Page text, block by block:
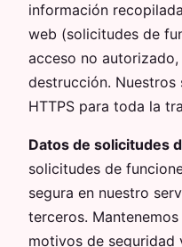
información
web (solicitudes de
acceso no
destrucción.
HTTPS para toda la
Datos de solicitudes
solicitudes de
segura en nuestro
terceros.
motivos de seguridad